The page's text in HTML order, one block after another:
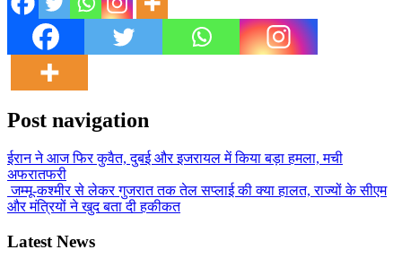
Post navigation
ईरान ने आज फिर कुवैत, दुबई और इजरायल में किया बड़ा हमला, मची
अफरातफरी
जम्मू-कश्मीर से लेकर गुजरात तक तेल सप्लाई की क्या हालत, राज्यों के सीएम
और मंत्रियों ने खुद बता दी हकीकत
Latest News